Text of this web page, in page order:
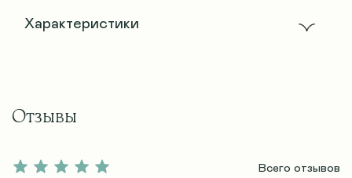
Характеристики
Отзывы
Всего отзывов